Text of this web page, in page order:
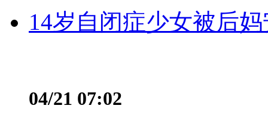
14岁自闭症少女被后
04/21 07:02